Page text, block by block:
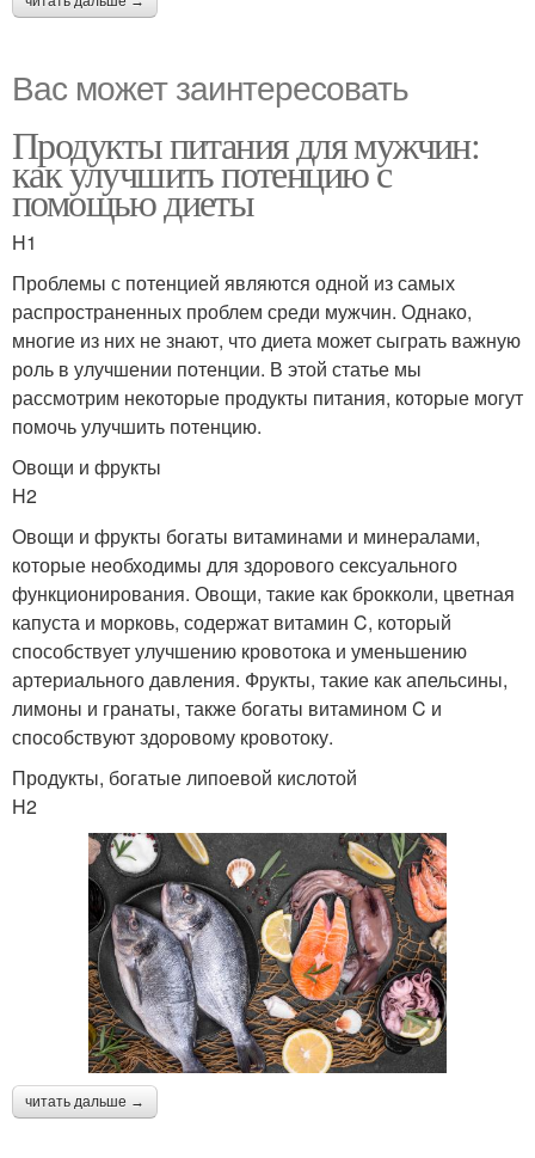
Вас может заинтересовать
Продукты питания для мужчин:
как улучшить потенцию с
помощью диеты
H1
Проблемы с потенцией являются одной из самых
распространенных проблем среди мужчин. Однако,
многие из них не знают, что диета может сыграть важную
роль в улучшении потенции. В этой статье мы
рассмотрим некоторые продукты питания, которые могут
помочь улучшить потенцию.
Овощи и фрукты
H2
Овощи и фрукты богаты витаминами и минералами,
которые необходимы для здорового сексуального
функционирования. Овощи, такие как брокколи, цветная
капуста и морковь, содержат витамин C, который
способствует улучшению кровотока и уменьшению
артериального давления. Фрукты, такие как апельсины,
лимоны и гранаты, также богаты витамином C и
способствуют здоровому кровотоку.
Продукты, богатые липоевой кислотой
H2
читать дальше →